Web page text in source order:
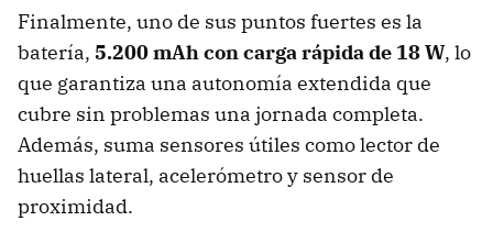
Finalmente, uno de sus puntos fuertes es la
batería, 5.200 mAh con carga rápida de 18 W, lo
que garantiza una autonomía extendida que
cubre sin problemas una jornada completa.
Además, suma sensores útiles como lector de
huellas lateral, acelerómetro y sensor de
proximidad.